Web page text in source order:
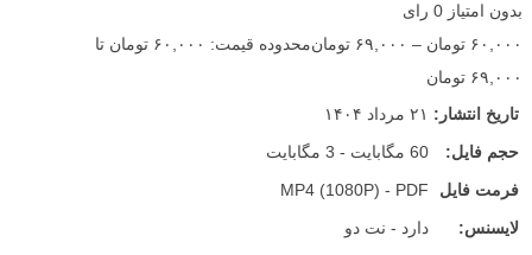
بدون امتیاز 0 رای
۶۰,۰۰۰ تومان – ۶۹,۰۰۰ تومان
محدوده قیمت: ۶۰,۰۰۰ تومان تا
۶۹,۰۰۰ تومان
تاریخ انتشار: ۲۱ مرداد ۱۴۰۴
حجم فایل:
60 مگابایت - 3 مگابایت
فرمت فایل
MP4 (1080P) - PDF
لایسنس:
دارد - نت دو